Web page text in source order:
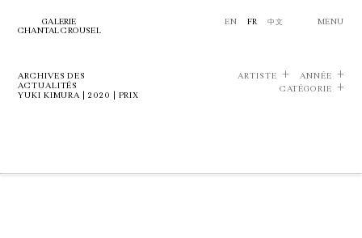
GALERIE
CHANTAL CROUSEL
EN FR 中文 MENU
ARCHIVES DES
ACTUALITÉS
YUKI KIMURA | 2020 | PRIX
ARTISTE
ANNÉE
CATÉGORIE